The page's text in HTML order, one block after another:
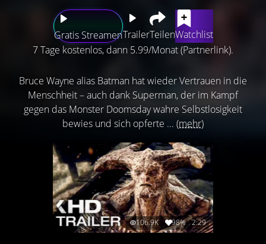
Gratis StreamenTrailerTeilenWatchlist
7 Tage kostenlos, dann 5.99/Monat (Partnerlink).
Bruce Wayne alias Batman hat wieder Vertrauen in die
Menschheit – auch dank Superman, der im Kampf
gegen das Monster Doomsday wahre Selbstlosigkeit
bewies und sich opferte ... (mehr)
106.9K 98% 2:29